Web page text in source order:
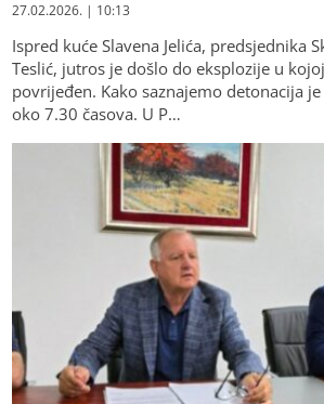
27.02.2026. | 10:13
Ispred kuće Slavena Jelića, predsjednika
Teslić, jutros je došlo do eksplozije u
povrijeđen. Kako saznajemo detonacija
oko 7.30 časova. U P…